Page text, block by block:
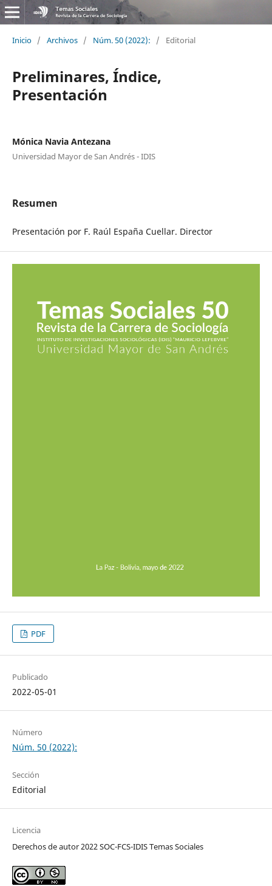
Inicio / Archivos / Núm. 50 (2022): / Editorial
Preliminares, Índice,
Presentación
Mónica Navia Antezana
Universidad Mayor de San Andrés - IDIS
Resumen
Presentación por F. Raúl España Cuellar. Director
PDF
Publicado
2022-05-01
Número
Núm. 50 (2022):
Sección
Editorial
Licencia
Derechos de autor 2022 SOC-FCS-IDIS Temas Sociales